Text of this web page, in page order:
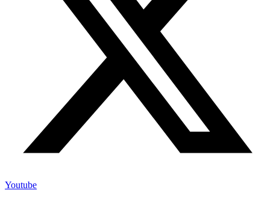
Youtube